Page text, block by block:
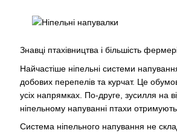
Знавці птахівництва і більшість
Найчастіше ніпельні системи
добових перепелів та курчат. Це
усіх напрямках. По-друге, зусилля на
ніпельному напуванні птахи
Система ніпельного напування не